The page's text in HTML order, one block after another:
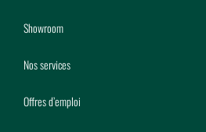
Showroom
Nos services
Offres d’emploi